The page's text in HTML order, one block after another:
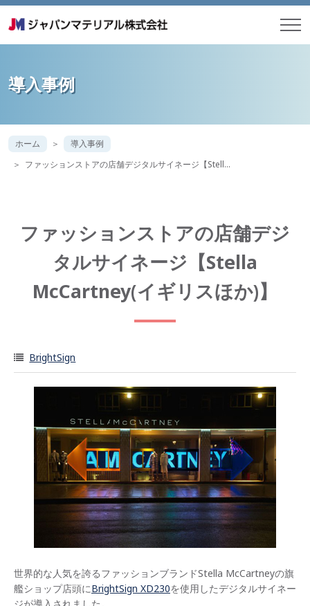
導入事例
ホーム
導入事例
ファッションストアの店舗デジタルサイネージ【Stell…
ファッションストアの店舗デジ
タルサイネージ【Stella
McCartney(イギリスほか)】
BrightSign
世界的な人気を誇るファッションブランドStella McCartneyの旗
艦ショップ店頭にBrightSign XD230を使用したデジタルサイネー